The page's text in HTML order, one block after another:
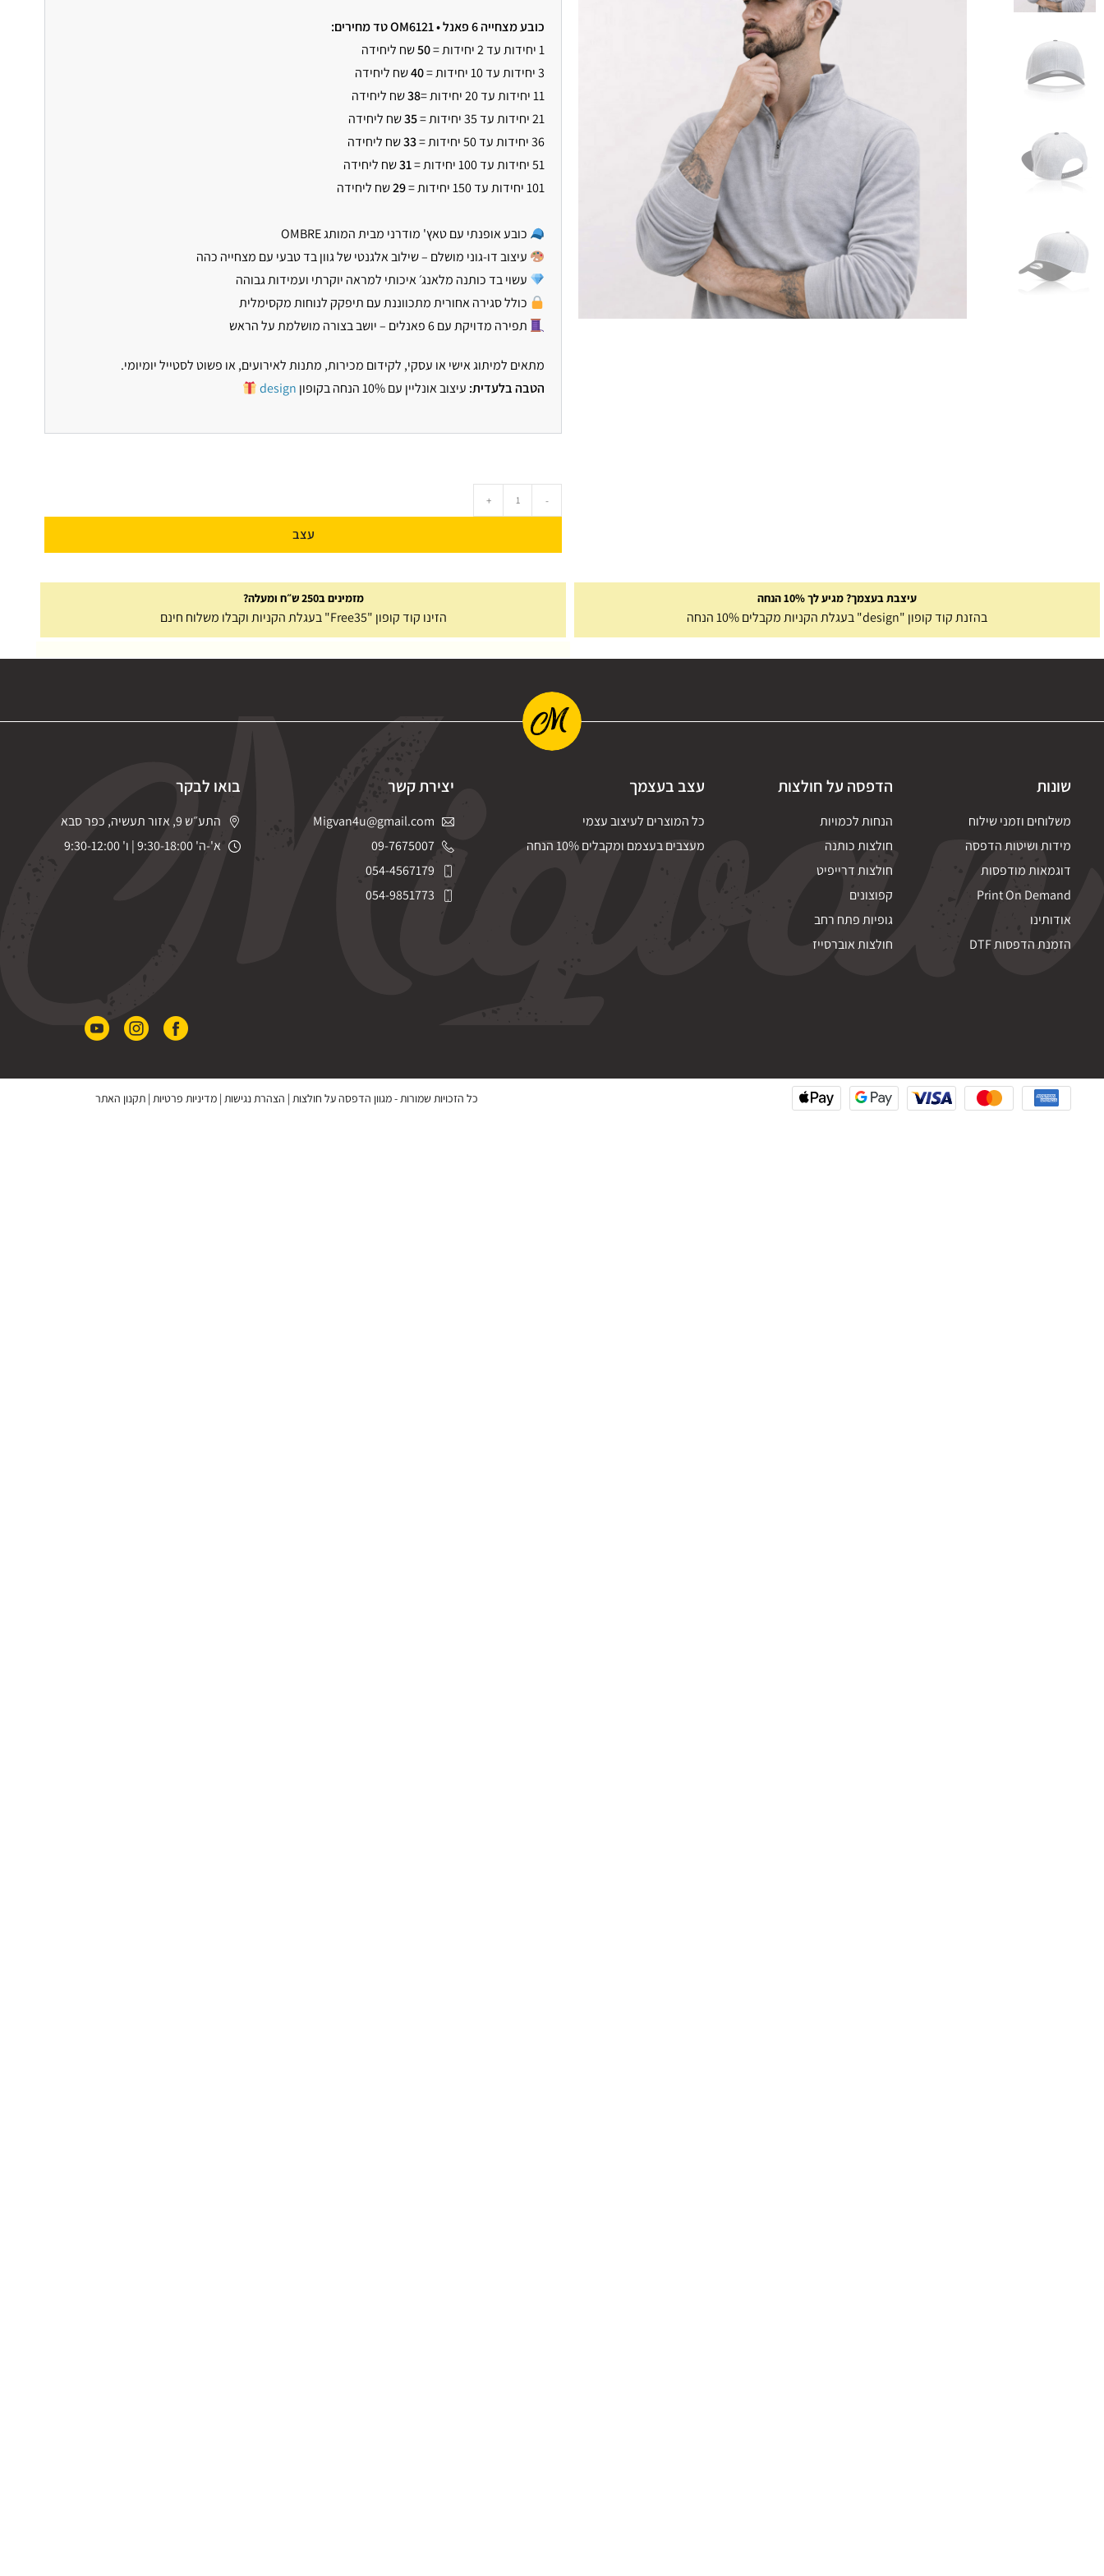
כובע מצחייה 6 פאנל • OM6121 טד
מחירים:
1 יחידות עד 2 יחידות =
50שח ליחידה
3 יחידות עד 10 יחידות =
40שח ליחידה
11 יחידות עד 20 יחידות =
38שח ליחידה
21 יחידות עד 35 יחידות =
35שח ליחידה
36 יחידות עד 50 יחידות =
33שח ליחידה
51 יחידות עד 100 יחידות =
31שח ליחידה
101 יחידות עד 150 יחידות =
29שח ליחידה
כובע אופנתי עם טאץ' מודרני מבית המותג OMBRE
עיצוב דו-גוני מושלם – שילוב אלגנטי של גוון בד טבעי עם מצחייה כהה
עשוי בד כותנה מלאנג׳ איכותי למראה יוקרתי ועמידות גבוהה
כולל סגירה אחורית מתכווננת עם תיפקק לנוחות מקסימלית
תפירה מדויקת עם 6 פאנלים – יושב בצורה מושלמת על הראש
מתאים למיתוג אישי או עסקי, לקידום מכירות, מתנות לאירועים, או פשוט לסטייל יומיומי.
הטבה בלעדית: עיצוב אונליין עם 10% הנחה בקופון design
-
+
עצב
עיצבת בעצמך? מגיע לך 10% הנחה
בהזנת קוד קופון "design" בעגלת הקניות מקבלים 10% הנחה
מזמינים ב250 ש״ח ומעלה?
הזינו קוד קופון "Free35" בעגלת הקניות וקבלו משלוח חינם
שונות
משלוחים וזמני שילוח
מידות ושיטות הדפסה
דוגמאות מודפסות
Print On Demand
אודותינו
הזמנת הדפסות DTF
הדפסה על חולצות
הנחות לכמויות
חולצות כותנה
חולצות דרייפיט
קפוצונים
גופיות פתח רחב
חולצות אוברסייז
עצב בעצמך
כל המוצרים לעיצוב עצמי
מעצבים בעצמם ומקבלים 10% הנחה
יצירת קשר
Migvan4u@gmail.com
09-7675007
054-4567179
054-9851773
בואו לבקר
התע״ש 9, אזור תעשיה, כפר סבא
א'-ה' 9:30-18:00 | ו' 9:30-12:00
כל הזכויות שמורות -מגוון הדפסה על חולצות | הצהרת נגישות |מדיניות פרטיות |תקנון האתר